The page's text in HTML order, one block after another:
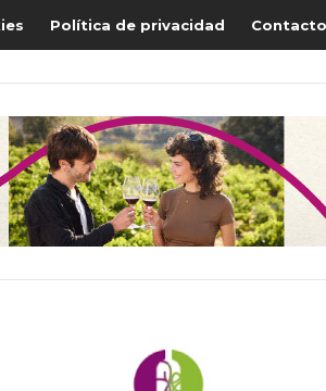
Política de privacidad Contacto